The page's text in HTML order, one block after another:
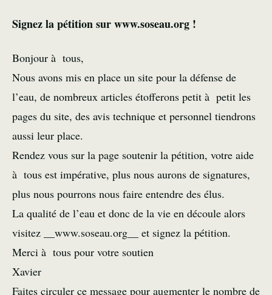
Signez la pétition sur www.soseau.org !
Bonjour à tous,
Nous avons mis en place un site pour la défense de
l’eau, de nombreux articles étofferons petit à petit les
pages du site, des avis technique et personnel tiendrons
aussi leur place.
Rendez vous sur la page soutenir la pétition, votre aide
à tous est impérative, plus nous aurons de signatures,
plus nous pourrons nous faire entendre des élus.
La qualité de l’eau et donc de la vie en découle alors
visitez __www.soseau.org__ et signez la pétition.
Merci à tous pour votre soutien
Xavier
Faites circuler ce message pour augmenter le nombre de